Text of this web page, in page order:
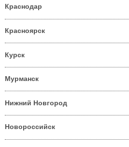
Краснодар
Красноярск
Курск
Мурманск
Нижний Новгород
Новороссийск